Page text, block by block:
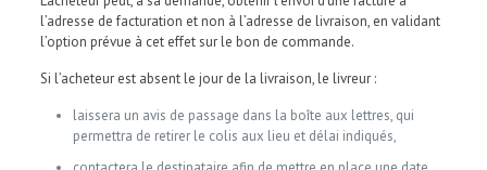
l’adresse de facturation et non à l’adresse de livraison, en validant
l’option prévue à cet effet sur le bon de commande.
Si l’acheteur est absent le jour de la livraison, le livreur :
laissera un avis de passage dans la boîte aux lettres, qui
permettra de retirer le colis aux lieu et délai indiqués,